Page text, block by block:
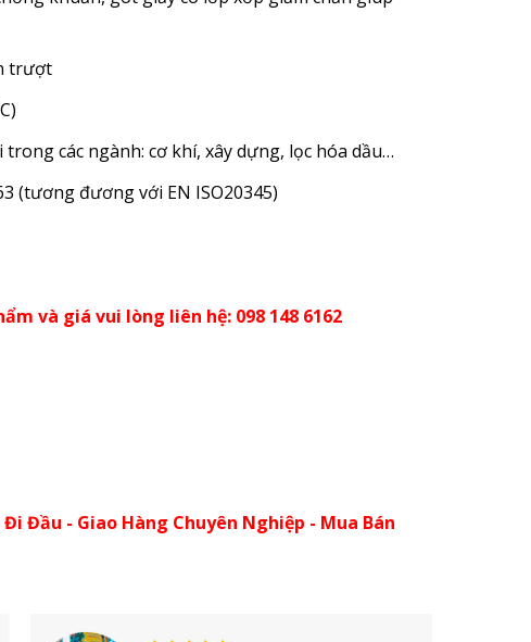
trượt
C)
các ngành: cơ khí, xây dựng, lọc hóa dầu…
(tương đương với EN ISO20345)
và giá vui lòng liên hệ: 098 148 6162
Đầu - Giao Hàng Chuyên Nghiệp - Mua Bán